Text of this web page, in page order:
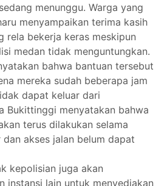
menunggu. Warga yang
menyampaikan terima kasih
rela bekerja keras meskipun
medan tidak menguntungkan.
bahwa bantuan tersebut
mereka sudah beberapa jam
dapat keluar dari
Bukittinggi menyatakan bahwa
terus dilakukan selama
akses jalan belum dapat
kepolisian juga akan
instansi lain untuk menyediakan